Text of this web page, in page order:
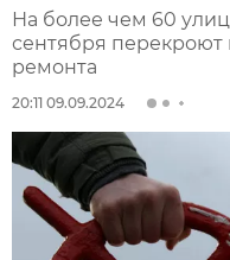
На более чем 60
сентября перекроют
ремонта
20:11 09.09.2024